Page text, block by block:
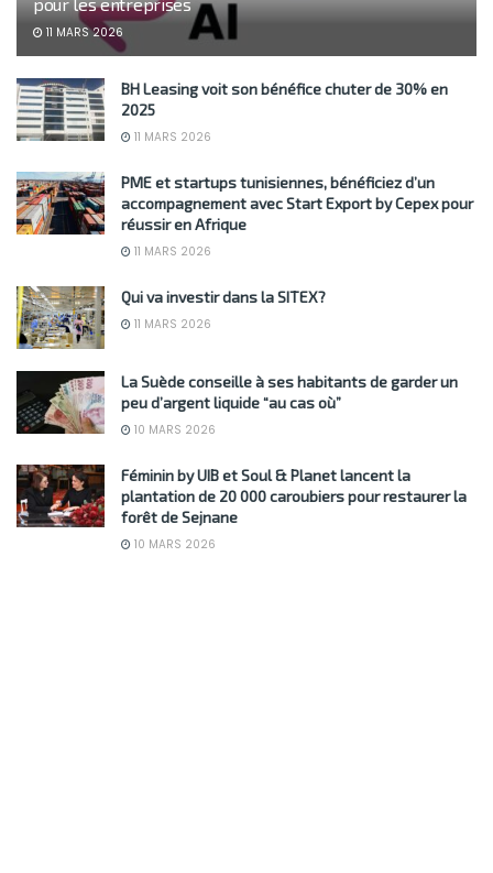
11 MARS 2026
BH Leasing voit son bénéfice chuter de 30% en
2025
11 MARS 2026
PME et startups tunisiennes, bénéficiez d’un
accompagnement avec Start Export by Cepex pour
réussir en Afrique
11 MARS 2026
Qui va investir dans la SITEX?
11 MARS 2026
La Suède conseille à ses habitants de garder un
peu d’argent liquide “au cas où”
10 MARS 2026
Féminin by UIB et Soul & Planet lancent la
plantation de 20 000 caroubiers pour restaurer la
forêt de Sejnane
10 MARS 2026